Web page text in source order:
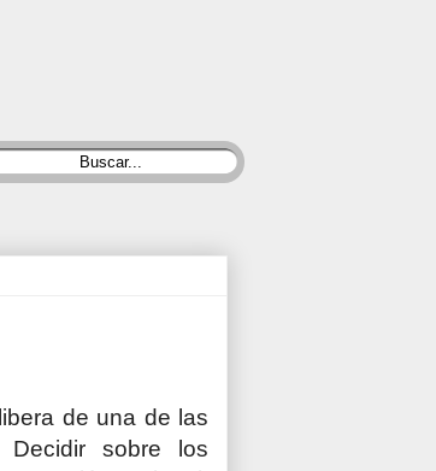
de una de las
Decidir sobre los